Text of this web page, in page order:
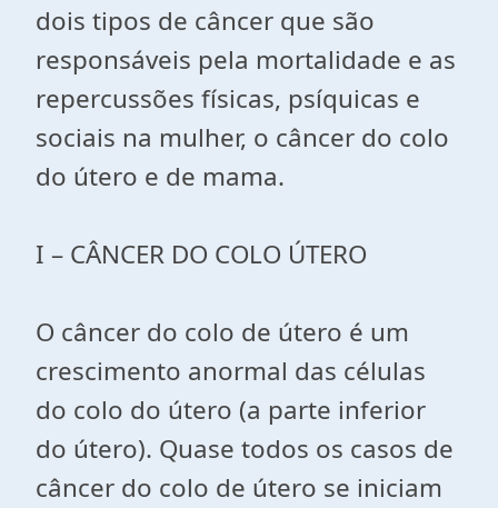
dois tipos de câncer que são
responsáveis pela mortalidade e as
repercussões físicas, psíquicas e
sociais na mulher, o câncer do colo
do útero e de mama.
I – CÂNCER DO COLO ÚTERO
O câncer do colo de útero é um
crescimento anormal das células
do colo do útero (a parte inferior
do útero). Quase todos os casos de
câncer do colo de útero se iniciam